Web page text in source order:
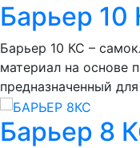
Барьер 10
Барьер 10 КС –
материал на основе
предназначенный
Барьер 8